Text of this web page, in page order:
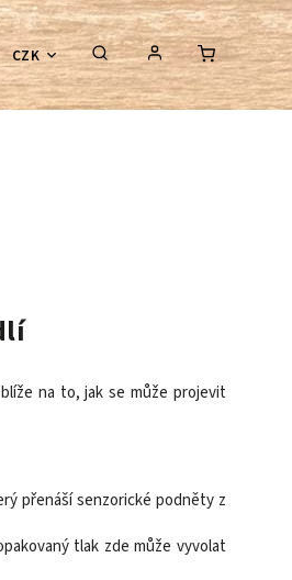
CZK sedel Poradenství
na to, jak se může projevit
přenáší senzorické podněty z
tlak zde může vyvolat